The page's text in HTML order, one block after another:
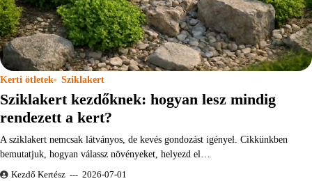
Kerti ötletek Sziklakert
Sziklakert kezdőknek: hogyan lesz mindig
rendezett a kert?
A sziklakert nemcsak látványos, de kevés gondozást igényel. Cikkünkben
bemutatjuk, hogyan válassz növényeket, helyezd el…
Kezdő Kertész 2026-07-01